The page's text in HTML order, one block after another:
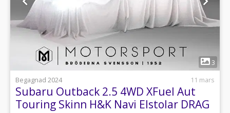
1
3
Begagnad 2024
11 mars
Subaru Outback 2.5 4WD XFuel Aut
Touring Skinn H&K Navi Elstolar DRAG